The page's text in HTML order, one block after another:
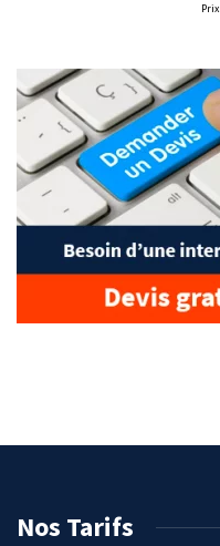
Nos Tarifs